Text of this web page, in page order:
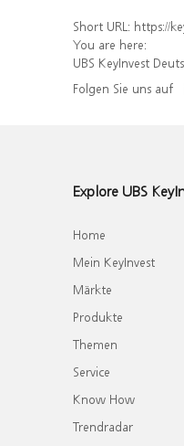
Short URL: https://keyinvest-
You are here:
UBS KeyInvest
Folgen Sie uns auf
Explore UBS
Home
Mein KeyInvest
Märkte
Produkte
Themen
Service
Know How
Trendradar